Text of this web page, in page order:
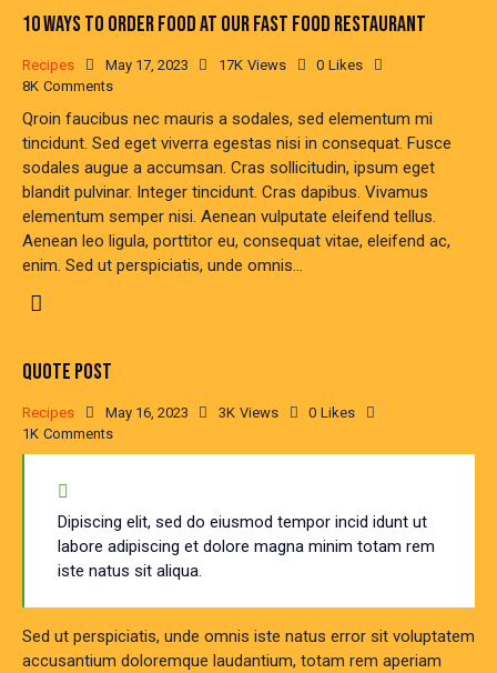
10 WAYS TO ORDER FOOD AT OUR FAST FOOD RESTAURANT
Recipes May 17, 2023 17K Views 0 Likes
8K Comments
Qroin faucibus nec mauris a sodales, sed elementum mi
tincidunt. Sed eget viverra egestas nisi in consequat. Fusce
sodales augue a accumsan. Cras sollicitudin, ipsum eget
blandit pulvinar. Integer tincidunt. Cras dapibus. Vivamus
elementum semper nisi. Aenean vulputate eleifend tellus.
Aenean leo ligula, porttitor eu, consequat vitae, eleifend ac,
enim. Sed ut perspiciatis, unde omnis…
QUOTE POST
Recipes May 16, 2023 3K Views 0 Likes
1K Comments
Dipiscing elit, sed do eiusmod tempor incid idunt ut
labore adipiscing et dolore magna minim totam rem
iste natus sit aliqua.
Sed ut perspiciatis, unde omnis iste natus error sit voluptatem
accusantium doloremque laudantium, totam rem aperiam